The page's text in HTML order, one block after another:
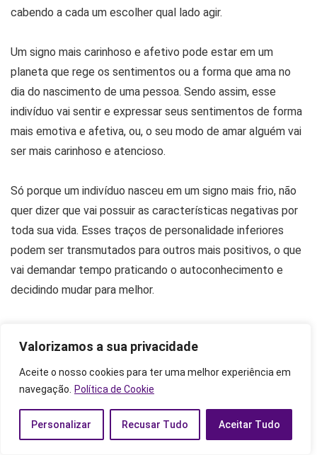
Valorizamos a sua privacidade
Aceite o nosso cookies para ter uma melhor experiência em
navegação.
Política de Cookie
Personalizar Recusar Tudo Aceitar Tudo
cabendo a cada um escolher qual lado agir.
Um signo mais carinhoso e afetivo pode estar em um
planeta que rege os sentimentos ou a forma que ama no
dia do nascimento de uma pessoa. Sendo assim, esse
indivíduo vai sentir e expressar seus sentimentos de forma
mais emotiva e afetiva, ou, o seu modo de amar alguém vai
ser mais carinhoso e atencioso.
Só porque um indivíduo nasceu em um signo mais frio, não
quer dizer que vai possuir as características negativas por
toda sua vida. Esses traços de personalidade inferiores
podem ser transmutados para outros mais positivos, o que
vai demandar tempo praticando o autoconhecimento e
decidindo mudar para melhor.
TAGS: signos